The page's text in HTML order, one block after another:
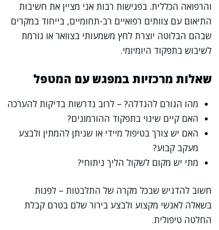
והרפואה הכללית. בפגישות רבות אני מציין את חשיבות
התיאום עם צוותים רפואיים רב-תחומיים, בייחוד במקרים
שבהם הבלוטה יוצרת לחץ משמעותי בצוואר או גורמת
לשיבוש בתפקוד היומיומי.
שאלות מרכזיות במפגש עם המטפל
מהו הגורם להגדלה? – לרוב נדרשות בדיקות להערכה
האם קיים שינוי בתפקוד ההורמונים?
האם יש צורך בטיפול מיידי או שניתן להמתין ולבצע
מעקב קבוע?
מתי יש מקום לשקול הליך ניתוחי?
חשוב להדגיש שבכל מקרה של התלבטות – לפנות
בשאלה לאנשי מקצוע ולבצע בירור שלם בטרם קבלת
החלטה טיפולית.